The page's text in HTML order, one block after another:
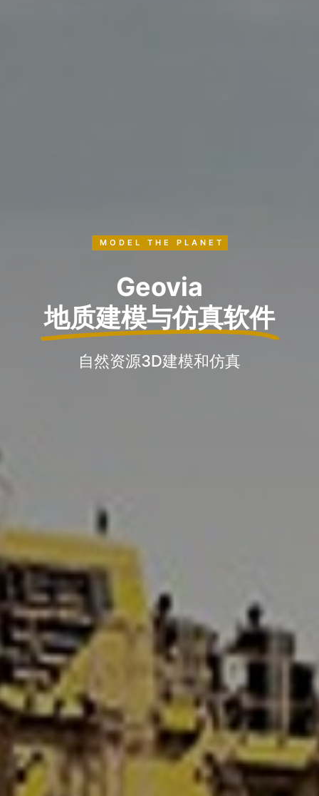
MODEL THE PLANET
Geovia
地质建模与仿真软件
自然资源3D建模和仿真